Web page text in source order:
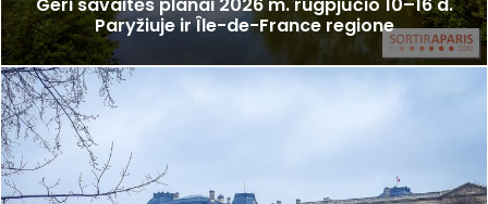
Paryžiuje ir Île-de-France regione